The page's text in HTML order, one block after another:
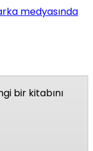
medyasında
bir kitabını